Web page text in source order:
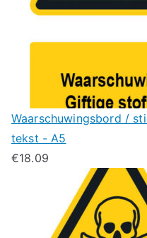
Waarschuwingsbord /
tekst - A5
€18.09